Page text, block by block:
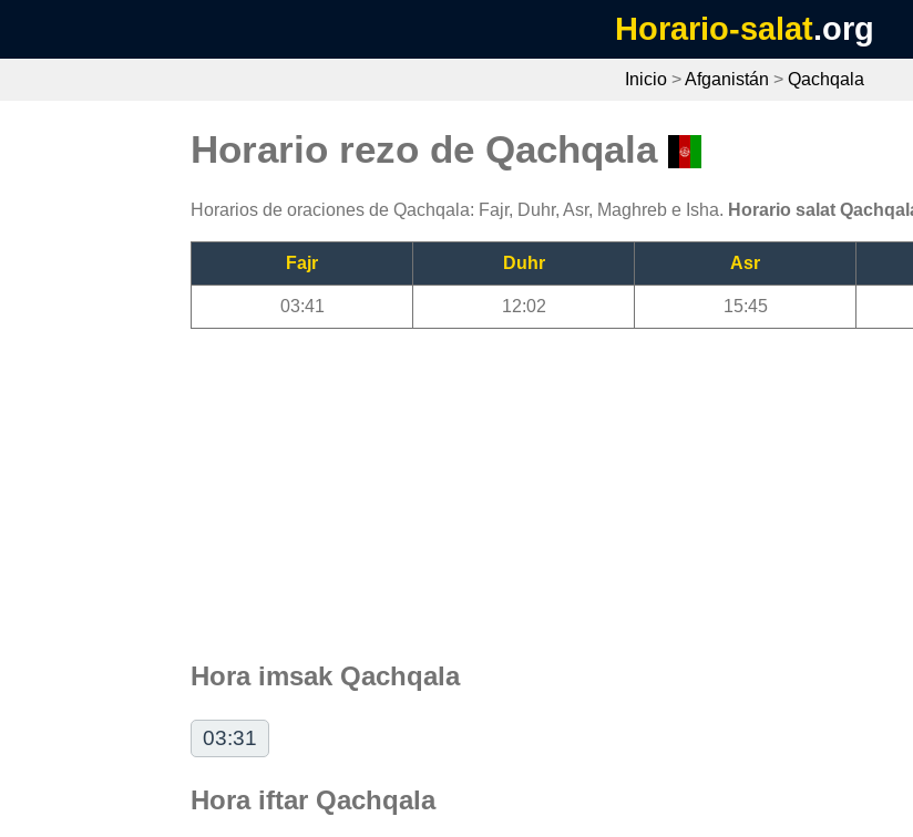
Horario-salat.org
Inicio >Afganistán > Qachqala
Horario rezo de Qachqala
Horarios de oraciones de Qachqala: Fajr, Duhr, Asr, Maghreb e Isha. Horario salat
Fajr Duhr Asr
03:41 12:02 15:45
Hora imsak Qachqala
03:31
Hora iftar Qachqala